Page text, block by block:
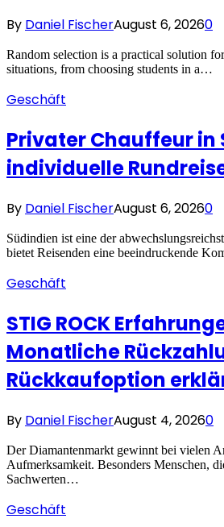
By Daniel FischerAugust 6, 20260
Random selection is a practical solution
situations, from choosing students in a…
Geschäft
Privater Chauffeur in
individuelle
By Daniel FischerAugust 6, 20260
Südindien ist eine der
bietet Reisenden eine beeindruckende
Geschäft
STIG ROCK
Monatliche
Rückkaufoption
By Daniel FischerAugust 4, 20260
Der Diamantenmarkt gewinnt bei vielen
Aufmerksamkeit. Besonders Menschen,
Sachwerten…
Geschäft